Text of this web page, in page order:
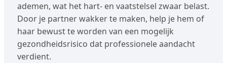
ademen, wat het hart- en vaatstelsel zwaar belast.
Door je partner wakker te maken, help je hem of
haar bewust te worden van een mogelijk
gezondheidsrisico dat professionele aandacht
verdient.